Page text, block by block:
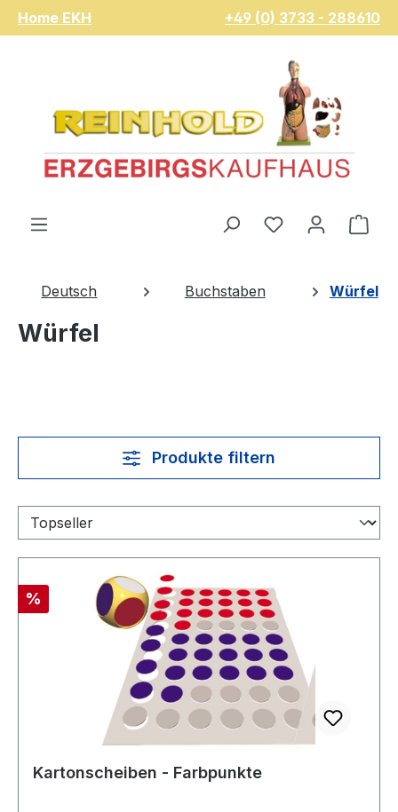
Zum Hauptinhalt springen
Home EKH +49 (0) 3733 - 288610
Du hast 0
Deutsch Buchstaben Würfel
Würfel
Produkte filtern
Rabatt
%
Kartonscheiben - Farbpunkte